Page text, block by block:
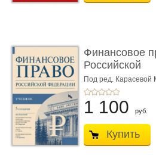
Финансовое
Российской
Федерации.
...
Под ред. Карасевой
А.Г., Красюкова А.В.
1 100 руб.
Купить